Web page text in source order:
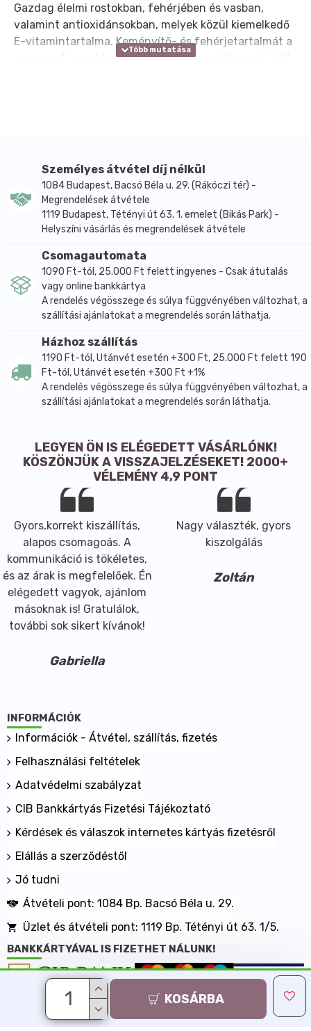
KOSÁRBA
Gazdag élelmi rostokban, fehérjében és vasban,
valamint antioxidánsokban, melyek közül kiemelkedő
E-vitamintartalma. Keményítő- és fehérjetartalmát a
szervezet lassabban dolgozza fel (lassabban szívódik
anyukáknak is gyakran ajánlják. Idegrendszeri
problémák esetén ajánlott, állítólag lassítja az
öregedést. Erősítheti az immunrendszert, hiszen tele
van ásványi anyagokkal. Megszépítheti hajunkat és
lehetnek tőle, a zománcra is jótékony hatással lehet.
Felhasználása:
A gluténmentes diétában a teljes kiőrlésű cirokliszt
tökéletes alapanyag: kitűnő kenyeret, süteményt,
pizzát, palacsintát lehet készíteni belőle. Tökéletes
alternatíva a búzaliszt helyettesítésére.
Maximum 15-20 %-ban érdemes a lisztkeverékhez
sütemények színe sötétebb egy kicsit, mint a fehér
lisztből készítetteké.
Összetevők: cirokmag.
Allergén információ:
A termék dióféléket feldolgozó üzemben készült.
Átlagos tápérték 100g termékben:
Energia 1417 kJ/339 kcal
Zsír 3,3 g
9,8 g
Személyes átvétel díj nélkül
1084 Budapest, Bacsó Béla u. 29. (Rákóczi tér) -
Megrendelések átvétele
1119 Budapest, Tétényi út 63. 1. emelet (Bikás Park) -
Helyszíni vásárlás és megrendelések átvétele
Csomagautomata
1090 Ft-tól, 25.000 Ft felett ingyenes - Csak átutalás
vagy online bankkártya
A rendelés végösszege és súlya függvényében változhat, a
szállítási ajánlatokat a megrendelés során láthatja.
Házhoz szállítás
1190 Ft-tól, Utánvét esetén +300 Ft, 25.000 Ft felett 190
Ft-tól, Utánvét esetén +300 Ft +1%
A rendelés végösszege és súlya függvényében változhat, a
szállítási ajánlatokat a megrendelés során láthatja.
LEGYEN ÖN IS ELÉGEDETT VÁSÁRLÓNK!
KÖSZÖNJÜK A VISSZAJELZÉSEKET! 2000+
VÉLEMÉNY 4,9 PONT
Gyors,korrekt kiszállítás,
alapos csomagoás. A
kommunikáció is tökéletes,
és az árak is megfelelőek. Én
elégedett vagyok, ajánlom
másoknak is! Gratulálok,
további sok sikert kívánok!
Gabriella
Nagy választék, gyors
kiszolgálás
Zoltán
INFORMÁCIÓK
Információk - Átvétel, szállítás, fizetés
Felhasználási feltételek
Adatvédelmi szabályzat
CIB Bankkártyás Fizetési Tájékoztató
Kérdések és válaszok internetes kártyás fizetésről
Elállás a szerződéstől
Jó tudni
Átvételi pont: 1084 Bp. Bacsó Béla u. 29.
Üzlet és átvételi pont: 1119 Bp. Tétényi út 63. 1/5.
BANKKÁRTYÁVAL IS FIZETHET NÁLUNK!
Minden jog fenntartva, MaxShopping Kft. 2013-2026
Árukereső.hu